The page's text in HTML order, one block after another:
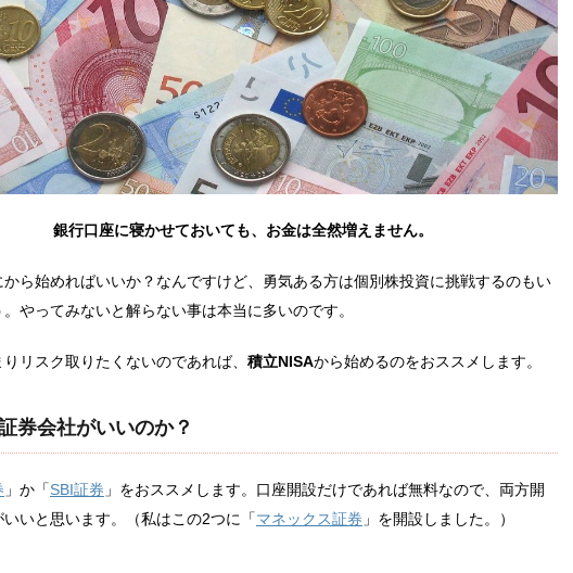
銀行口座に寝かせておいても、お金は全然増えません。
から始めればいいか？なんですけど、勇気ある方は個別株投資に挑戦するのもい
やってみないと解らない事は本当に多いのです。
リスク取りたくないのであれば、 積立NISAから始めるのをおススメします。
券会社がいいのか？
」か「SBI証券 」をおススメします。口座開設だけであれば無料なので、両方開
いと思います。（私はこの2つに「マネックス証券 」を開設しました。）